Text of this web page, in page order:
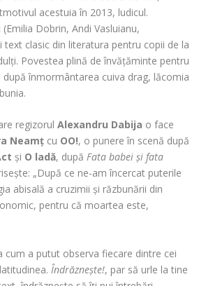
acestuia în 2013, ludicul.
Dobrin, Andi Vasluianu,
clasic din literatura pentru copii de la
Povestea plină de învățăminte pentru
înmormântarea cuiva drag, lăcomia
regizorulAlexandru Dabija o face
Neamț cu OO!, o punere în scenă după
și O ladă, dupăFata babei și fata
„După ce ne-am încercat puterile
abisală a cruzimii și răzbunării din
pentru că moartea este,
cum a putut observa fiecare dintre cei
Îndrăznește!, par să urle la tine